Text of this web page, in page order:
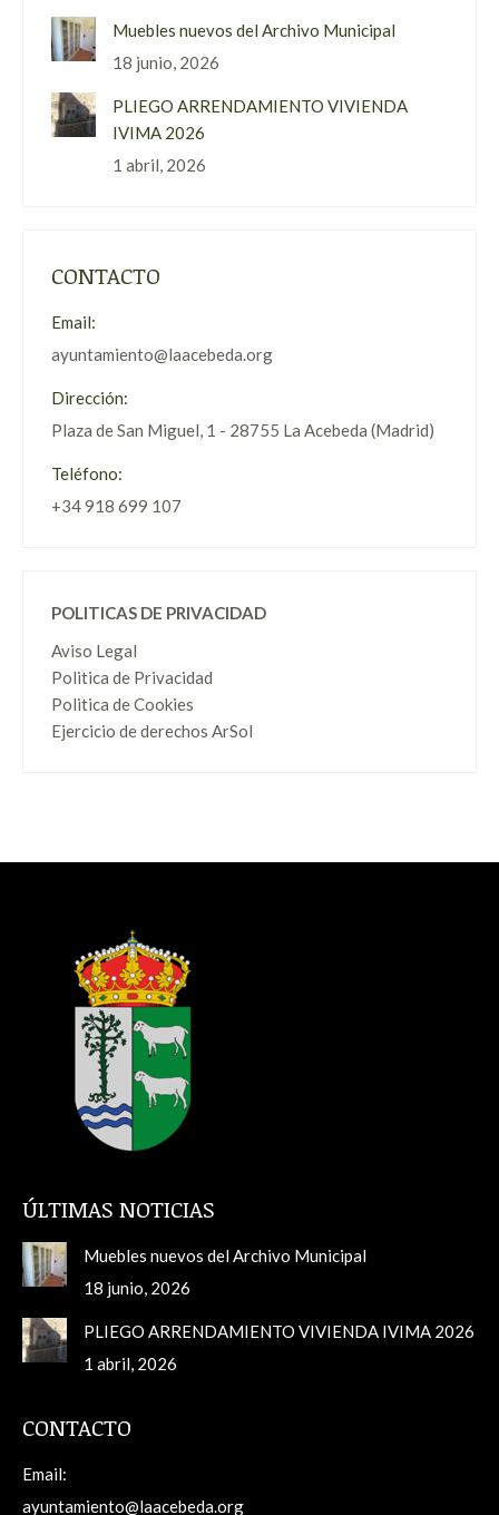
Muebles nuevos del Archivo Municipal
18 junio, 2026
PLIEGO ARRENDAMIENTO VIVIENDA
IVIMA 2026
1 abril, 2026
CONTACTO
Email:
ayuntamiento@laacebeda.org
Dirección:
Plaza de San Miguel, 1 - 28755 La Acebeda (Madrid)
Teléfono:
+34 918 699 107
POLITICAS DE PRIVACIDAD
Aviso Legal
Politica de Privacidad
Politica de Cookies
Ejercicio de derechos ArSol
ÚLTIMAS NOTICIAS
Muebles nuevos del Archivo Municipal
18 junio, 2026
PLIEGO ARRENDAMIENTO VIVIENDA IVIMA 2026
1 abril, 2026
CONTACTO
Email:
ayuntamiento@laacebeda.org